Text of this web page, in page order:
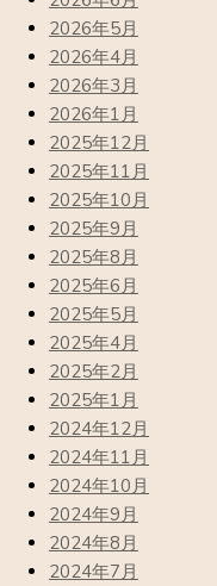
2026年5月
2026年4月
2026年3月
2026年1月
2025年12月
2025年11月
2025年10月
2025年9月
2025年8月
2025年6月
2025年5月
2025年4月
2025年2月
2025年1月
2024年12月
2024年11月
2024年10月
2024年9月
2024年8月
2024年7月